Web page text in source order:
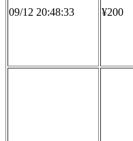
09/12 20:48:33 ¥200